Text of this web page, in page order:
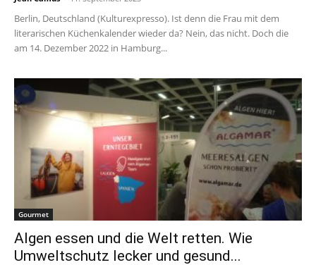
Berlin, Deutschland (Kulturexpresso). Ist denn die Frau mit dem
literarischen Küchenkalender wieder da? Nein, das nicht. Doch die
am 14. Dezember 2022 in Hamburg...
Gourmet
Algen essen und die Welt retten. Wie
Umweltschutz lecker und gesund...